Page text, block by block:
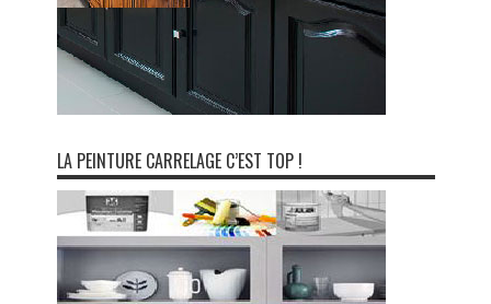
LA PEINTURE CARRELAGE C’EST TOP !